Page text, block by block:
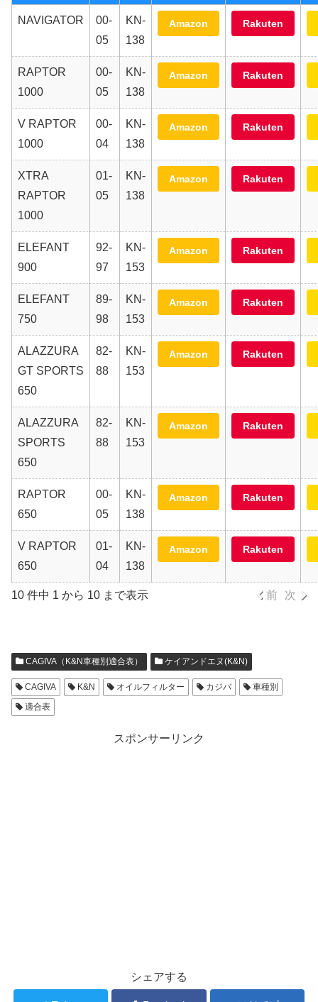
NAVIGATOR
00-
05
KN-
138
Amazon Rakuten
RAPTOR
1000
00-
05
KN-
138
Amazon Rakuten
V RAPTOR
1000
00-
04
KN-
138
Amazon Rakuten
XTRA
RAPTOR
1000
01-
05
KN-
138
Amazon Rakuten
ELEFANT
900
92-
97
KN-
153
Amazon Rakuten
ELEFANT
750
89-
98
KN-
153
Amazon Rakuten
ALAZZURA
GT SPORTS
650
82-
88
KN-
153
Amazon Rakuten
ALAZZURA
SPORTS
650
82-
88
KN-
153
Amazon Rakuten
RAPTOR
650
00-
05
KN-
138
Amazon Rakuten
V RAPTOR
650
01-
04
KN-
138
Amazon Rakuten
10 件中 1 から 10 まで表示 前 次
CAGIVA（K&N車種別適合表） ケイアンドエヌ(K&N)
CAGIVA K&N オイルフィルター カジバ
車種別
適合表
スポンサーリンク
シェアする